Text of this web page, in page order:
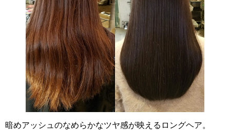
暗めアッシュのなめらかなツヤ感が映えるロングヘア。